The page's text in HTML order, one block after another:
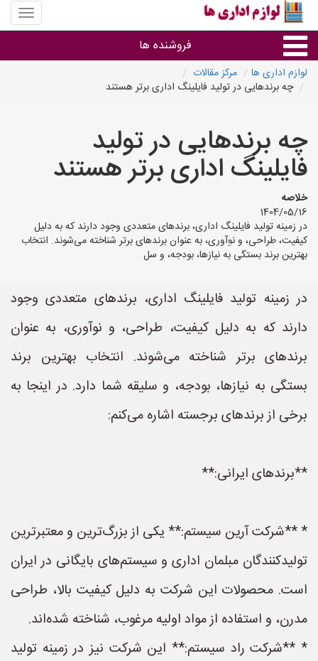
منوی
سایت
اداری
فروشنده ها
گروه ها
استان ها
لوازم اداری ها
مرکز مقالات
چه برندهایی در تولید فایلینگ اداری برتر هستند
چه برندهایی در تولید
فایلینگ اداری برتر هستند
خلاصه
1404/05/16
در زمینه تولید فایلینگ اداری، برندهای متعددی وجود دارند که به دلیل
کیفیت، طراحی، و نوآوری، به عنوان برندهای برتر شناخته می‌شوند. انتخاب
بهترین برند بستگی به نیازها، بودجه، و سل
در زمینه تولید فایلینگ اداری، برندهای متعددی وجود
دارند که به دلیل کیفیت، طراحی، و نوآوری، به عنوان
برندهای برتر شناخته می‌شوند. انتخاب بهترین برند
بستگی به نیازها، بودجه، و سلیقه شما دارد. در اینجا به
برخی از برندهای برجسته اشاره می‌کنم:
**برندهای ایرانی:**
* **شرکت آرین سیستم:** یکی از بزرگ‌ترین و معتبرترین
تولیدکنندگان مبلمان اداری و سیستم‌های بایگانی در ایران
است. محصولات این شرکت به دلیل کیفیت بالا، طراحی
مدرن، و استفاده از مواد اولیه مرغوب، شناخته شده‌اند.
* **شرکت راد سیستم:** این شرکت نیز در زمینه تولید